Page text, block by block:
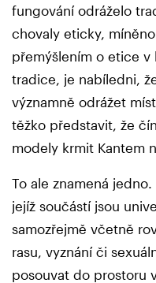
fungování odráželo
chovaly eticky,
přemýšlením o etice
tradice, je nabíledni,
významně odrážet
těžko představit, že
modely krmit Kantem
To ale znamená
jejíž součástí jsou
samozřejmě včetně
rasu, vyznání či
posouvat do prostoru